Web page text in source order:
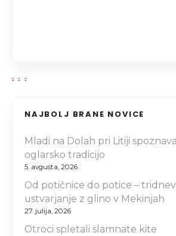
e
NAJBOLJ BRANE NOVICE
Mladi na Dolah pri Litiji
oglarsko tradicijo
5. avgusta, 2026
Od potičnice do potice –
ustvarjanje z glino v Mekinjah
27. julija, 2026
Otroci spletali slamnate kite